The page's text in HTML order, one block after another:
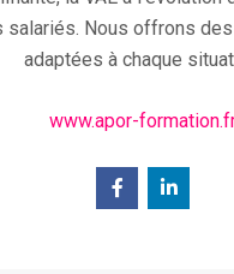
salariés. Nous offrons
adaptées à chaque
www.apor-